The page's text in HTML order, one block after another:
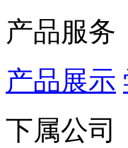
产品服务
产品展示
下属公司